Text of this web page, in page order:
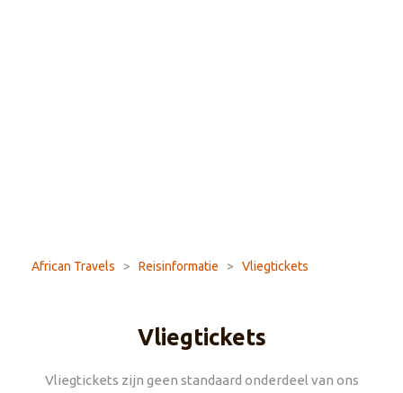
African Travels > Reisinformatie > Vliegtickets
Vliegtickets
Vliegtickets zijn geen standaard onderdeel van ons